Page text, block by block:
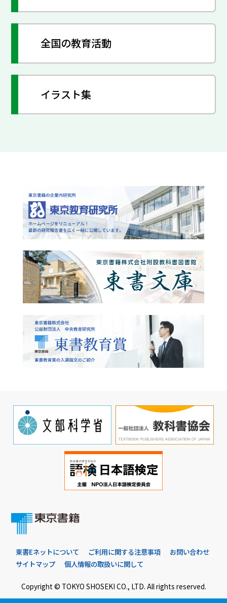
全国の教育活動
イラスト集
東書Eネットについて ご利用に関する注意事項
お問い合わせ
サイトマップ
個人情報の取扱いに関して
Copyright © TOKYO SHOSEKI CO., LTD. All rights reserved.